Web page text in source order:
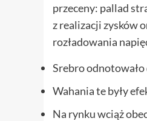
przeceny: pallad
z realizacji zysków
rozładowania
Srebro
Wahania te były
Na rynku wciąż